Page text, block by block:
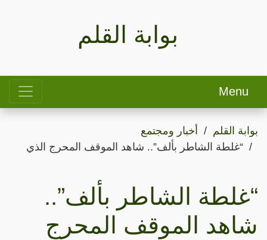
بوابة القلم
Menu
بوابة القلم
أخبار ومجتمع
“غلطة الشاطر بألف”.. شاهد الموقف المحرج الذي
“غلطة الشاطر بألف”..
شاهد الموقف المحرج